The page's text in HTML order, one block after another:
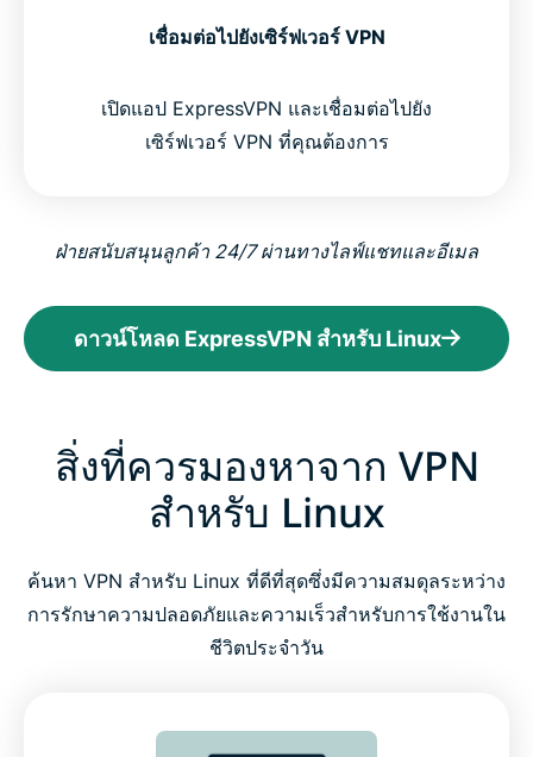
เชื่อมต่อไปยังเซิร์ฟเวอร์ VPN
เปิดแอป ExpressVPN และเชื่อมต่อไปยัง
เซิร์ฟเวอร์ VPN ที่คุณต้องการ
ฝ่ายสนับสนุนลูกค้า 24/7 ผ่านทางไลฟ์แชทและอีเมล
ดาวน์โหลด ExpressVPN สำหรับ Linux
สิ่งที่ควรมองหาจาก VPN
สำหรับ Linux
ค้นหา VPN สำหรับ Linux ที่ดีที่สุดซึ่งมีความสมดุลระหว่าง
การรักษาความปลอดภัยและความเร็วสำหรับการใช้งานใน
ชีวิตประจำวัน